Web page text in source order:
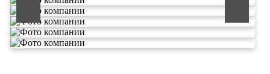
ООО «ЭКОВОЛГА» является современной и